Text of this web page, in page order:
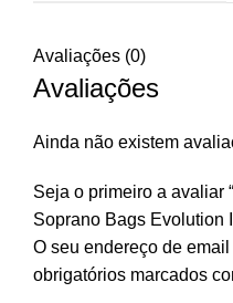
Avaliações (0)
Avaliações
Ainda não existem
Seja o primeiro a avaliar
Soprano Bags Evolution
O seu endereço de
obrigatórios marcados